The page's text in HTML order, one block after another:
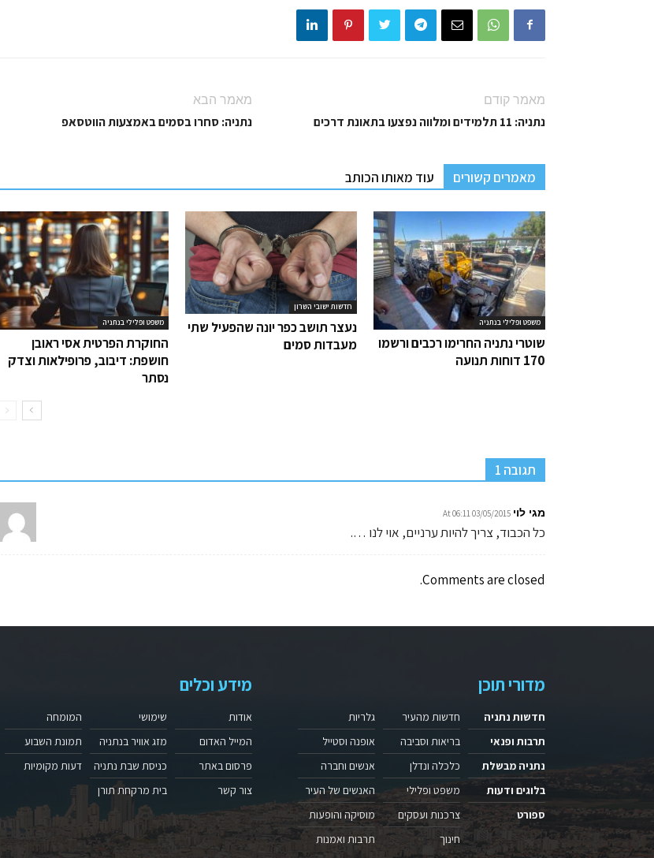
מאמר קודם
נתניה: 11 תלמידים ומלווה נפצעו בתאונת דרכים
מאמר הבא
נתניה: סחרו בסמים באמצעות הווטסאפ
מאמרים קשורים עוד מאותו הכותב
משפט ופלילי בנתניה
החוקרת הפרטית אסי ראובן
חושפת: דיבוב, פרופילאות וצדק
נסתר
חדשות ישובי השרון
נעצר תושב כפר יונה שהפעיל שתי
מעבדות סמים
משפט ופלילי בנתניה
שוטרי נתניה החרימו רכבים ורשמו
170 דוחות תנועה
תגובה 1
מגי לוי 03/05/2015 At 06:11
כל הכבוד, צריך להיות ערניים, אוי לנו ….
Comments are closed.
מדורי תוכן
חדשות נתניה
תרבות ופנאי
נתניה מבשלת
בלוגים ודעות
ספורט
חדשות מהעיר
בריאות וסביבה
כלכלה ונדלן
משפט ופלילי
צרכנות ועסקים
חינוך
גלריות
אופנה וסטייל
אנשים וחברה
האנשים של העיר
מוסיקה והופעות
תרבות ואמנות
מידע וכלים
אודות
המייל האדום
פרסום באתר
צור קשר
שימושי
מזג אוויר בנתניה
כניסת שבת נתניה
בית מרקחת תורן
המומחה
תמונת השבוע
דעות מקומיות